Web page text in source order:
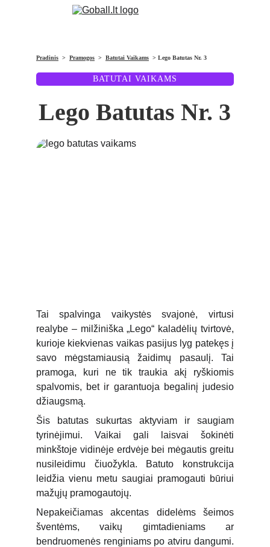
Lego Batutas Nr. 3
Tai spalvinga vaikystės svajonė, virtusi
realybe – milžiniška „Lego“ kaladėlių tvirtovė,
kurioje kiekvienas vaikas pasijus lyg patekęs į
savo mėgstamiausią žaidimų pasaulį. Tai
pramoga, kuri ne tik traukia akį ryškiomis
spalvomis, bet ir garantuoja begalinį judesio
džiaugsmą.
Šis batutas sukurtas aktyviam ir saugiam
tyrinėjimui. Vaikai gali laisvai šokinėti
minkštoje vidinėje erdvėje bei mėgautis greitu
nusileidimu čiuožykla. Batuto konstrukcija
leidžia vienu metu saugiai pramogauti būriui
mažųjų pramogautojų.
Nepakeičiamas akcentas didelėms šeimos
šventėms, vaikų gimtadieniams ar
bendruomenės renginiams po atviru dangumi.
Pradinis
  >
Pramogos
  >
Batutai Vaikams
  > Lego Batutas Nr. 3
BATUTAI VAIKAMS